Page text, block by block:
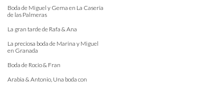
Boda de Miguel y Gema en La Caseria
de las Palmeras
La gran tarde de Rafa & Ana
La preciosa boda de Marina y Miguel
en Granada
Boda de Rocio & Fran
Arabia & Antonio, Una boda con